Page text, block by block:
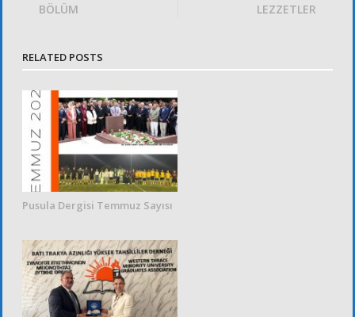
BÖLÜM
LEZZETLER
RELATED POSTS
Pusula Dergisi Temmuz Sayısı